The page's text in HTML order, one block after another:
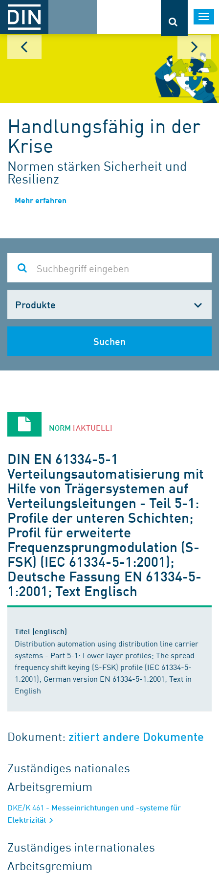
Handlungsfähig in der
Krise
Normen stärken Sicherheit und
Resilienz
Mehr erfahren
wählen
Suchen
NORM [AKTUELL]
DIN EN 61334-5-1
Verteilungsautomatisierung mit
Hilfe von Trägersystemen auf
Verteilungsleitungen - Teil 5-1:
Profile der unteren Schichten;
Profil für erweiterte
Frequenzsprungmodulation (S-
FSK) (IEC 61334-5-1:2001);
Deutsche Fassung EN 61334-5-
1:2001; Text Englisch
Titel (englisch)
Distribution automation using distribution line carrier
systems - Part 5-1: Lower layer profiles; The spread
frequency shift keying (S-FSK) profile (IEC 61334-5-
1:2001); German version EN 61334-5-1:2001; Text in
English
Dokument: zitiert andere Dokumente
Zuständiges nationales
Arbeitsgremium
DKE/K 461 - Messeinrichtungen und -systeme für
Elektrizität
Zuständiges internationales
Arbeitsgremium